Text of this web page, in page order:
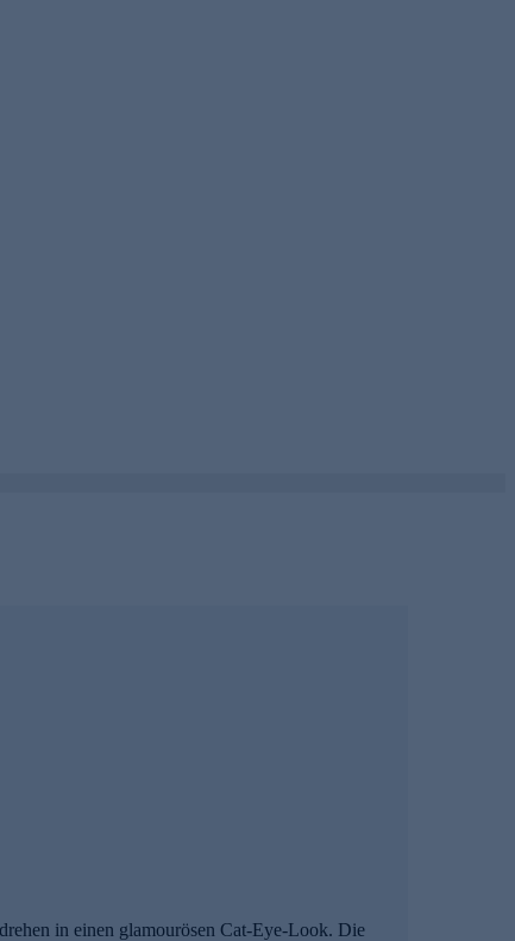
in einen glamourösen Cat-Eye-Look. Die